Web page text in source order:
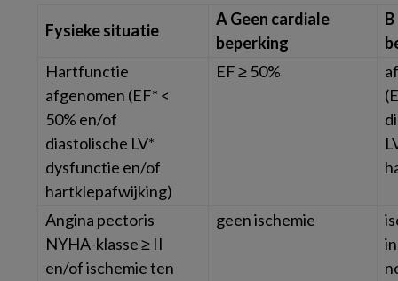
Fysieke situatie
A Geen cardiale
beperking
Hartfunctie
afgenomen (EF* <
50% en/of
diastolische LV*
dysfunctie en/of
hartklepafwijking)
EF ≥ 50%
Angina pectoris
NYHA-klasse ≥ II
en/of ischemie ten
geen ischemie